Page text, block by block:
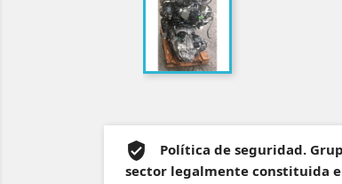
Política de seguridad.
sector legalmente constituida